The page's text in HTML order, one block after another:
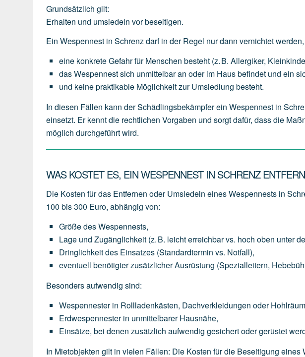
Grundsätzlich gilt:
Erhalten und umsiedeln vor beseitigen.
Ein Wespennest in Schrenz darf in der Regel nur dann vernichtet
eine konkrete Gefahr für Menschen besteht (z.B. Allergiker,
dasWespennestsich unmittelbar an oder im Hausbefindet und ein
und keinepraktikable Möglichkeitzur Umsiedlung besteht.
In diesen Fällen kann der Schädlingsbekämpfer ein Wespennest in
einsetzt. Er kennt die rechtlichen Vorgaben und sorgt dafür, dass die
möglich durchgeführt wird.
WAS KOSTET ES, EIN WESPENNEST IN SCHRENZ
Die Kosten für das Entfernen oder Umsiedeln eines Wespennests in
100 bis 300 Euro, abhängig von:
Größe des Wespennests,
Lage und Zugänglichkeit (z.B. leichterreichbarvs. hoch oben unter
Dringlichkeit des Einsatzes (Standardtermin vs. Notfall),
eventuell benötigterzusätzlicher Ausrüstung (Spezialleitern,
Besonders aufwendig sind:
Wespennester in Rollladenkästen, Dachverkleidungen oder
Erdwespennester in unmittelbarer Hausnähe,
Einsätze, bei denen zusätzlich aufwendig gesichertodergerüstet
In Mietobjekten gilt in vielen Fällen: Die Kosten für die Beseitigung